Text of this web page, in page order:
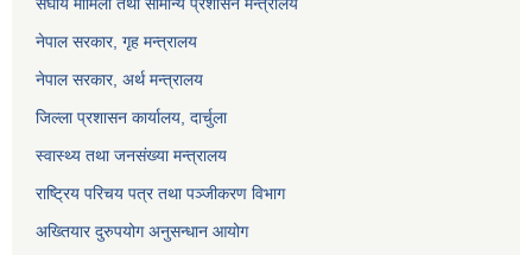
नेपाल सरकार, गृह मन्त्रालय
नेपाल सरकार, अर्थ मन्त्रालय
जिल्ला प्रशासन कार्यालय, दार्चुला
स्वास्थ्य तथा जनसंख्या मन्त्रालय
राष्ट्रिय परिचय पत्र तथा पञ्जीकरण विभाग
अख्तियार दुरुपयोग अनुसन्धान आयोग